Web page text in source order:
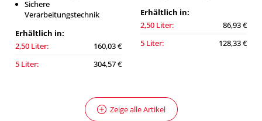
Sichere
Verarbeitungstechnik
Erhältlich in:
2,50 Liter:
160,03 €
5 Liter:
304,57 €
Erhältlich in:
2,50 Liter:
86,93 €
5 Liter:
128,33 €
Zeige alle Artikel